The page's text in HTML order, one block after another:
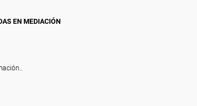
EN MEDIACIÓN